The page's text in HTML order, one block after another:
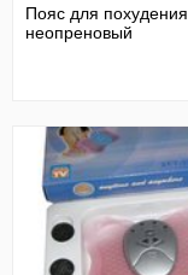
Пояс для похудения
неопреновый